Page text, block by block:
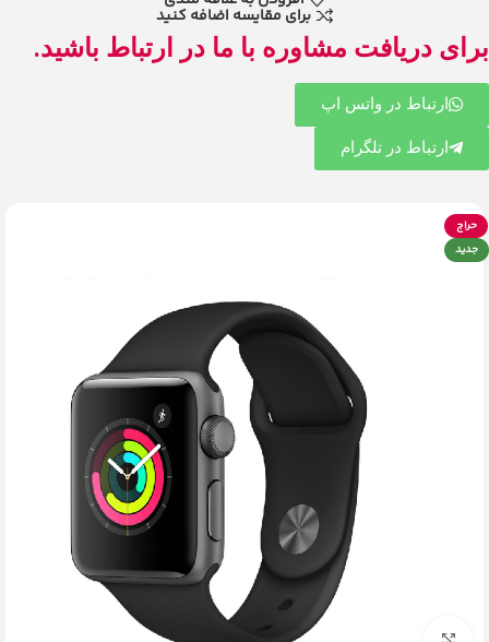
برای مقایسه اضافه کنید
برای دریافت مشاوره با ما در ارتباط باشید.
ارتباط در واتس اپ
ارتباط در تلگرام
حراج
جدید